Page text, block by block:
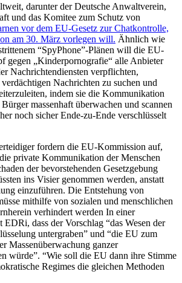
darunter der Deutsche Anwaltverein,
und das Komitee zum Schutz von
vor dem EU-Gesetz zur Chatkontrolle,
am 30. März vorlegen will. Ähnlich wie
“SpyPhone”-Plänen will die EU-
gegen „Kinderpornografie“ alle Anbieter
Nachrichtendiensten verpflichten,
Nachrichten zu suchen und
indem sie die Kommunikation
massenhaft überwachen und scannen
noch sicher Ende-zu-Ende verschlüsselt
fordern die EU-Kommission auf,
private Kommunikation der Menschen
der bevorstehenden Gesetzgebung
ins Visier genommen werden, anstatt
einzuführen. Die Entstehung von
mithilfe von sozialen und menschlichen
verhindert werden In einer
EDRi, dass der Vorschlag “das Wesen der
untergraben” und “die EU zum
Massenüberwachung ganzer
würde”. “Wie soll die EU dann ihre Stimme
Regimes die gleichen Methoden